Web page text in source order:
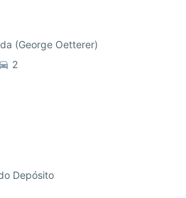
(George Oetterer)
2
Depósito